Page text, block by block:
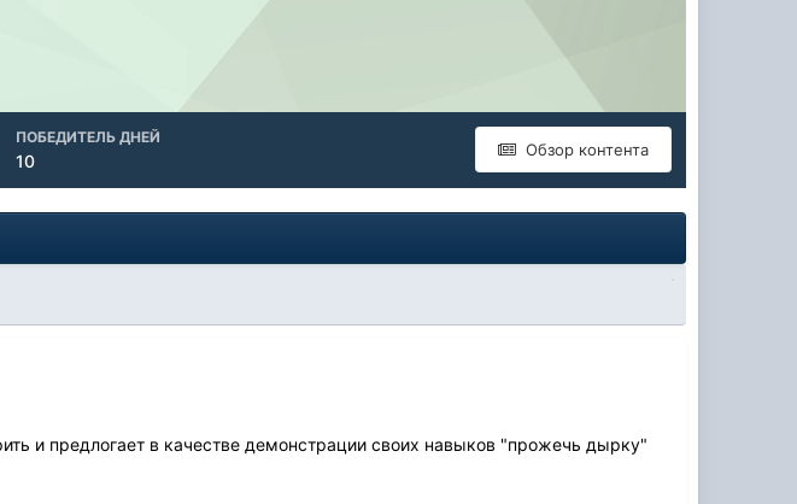
Обзор контента
ПОБЕДИТЕЛЬ ДНЕЙ
10
и предлогает в качестве демонстрации своих навыков "прожечь дырку"